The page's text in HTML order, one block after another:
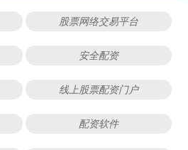
股票网络交易平台
安全配资
线上股票配资门户
配资软件